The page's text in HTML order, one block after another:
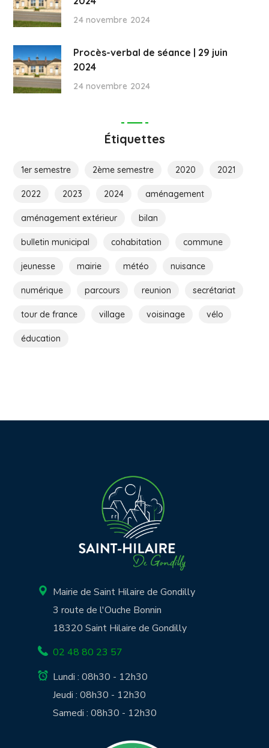
24 novembre 2024
Procès-verbal de séance | 29 juin
2024
24 novembre 2024
Étiquettes
1er semestre 2ème semestre 2020 2021
2022 2023 2024 aménagement
aménagement extérieur bilan
bulletin municipal cohabitation commune
jeunesse mairie météo nuisance
numérique parcours reunion secrétariat
tour de france village voisinage vélo
éducation
Mairie de Saint Hilaire de Gondilly
3 route de l'Ouche Bonnin
18320 Saint Hilaire de Gondilly
02 48 80 23 57
Lundi : 08h30 - 12h30
Jeudi : 08h30 - 12h30
Samedi : 08h30 - 12h30